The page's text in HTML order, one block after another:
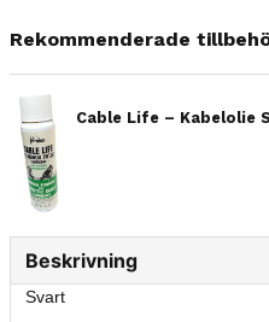
Rekommenderade
Cable Life – Kabelolie
Beskrivning
Svart